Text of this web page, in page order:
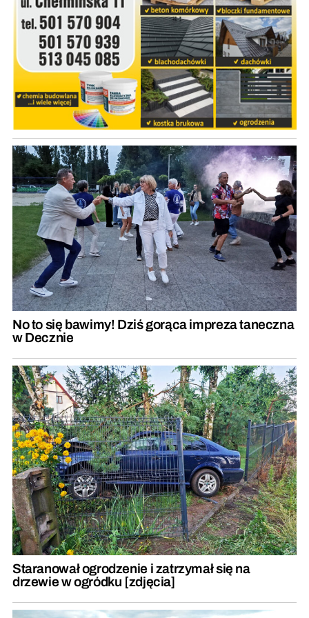
No to się bawimy! Dziś gorąca impreza taneczna
w Decznie
Staranował ogrodzenie i zatrzymał się na
drzewie w ogródku [zdjęcia]